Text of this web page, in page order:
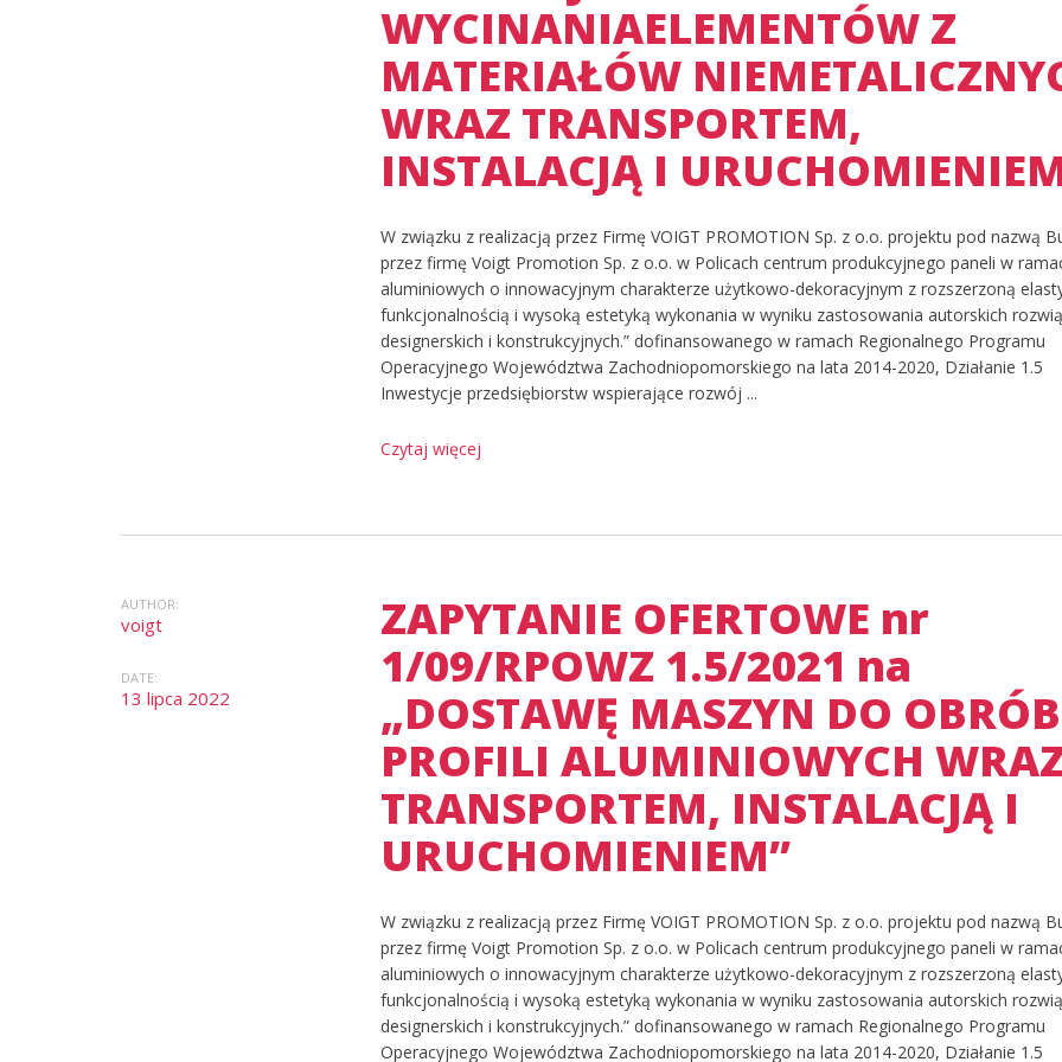
WYCINANIAELEMENTÓW Z
MATERIAŁÓW
WRAZ TRANSPORTEM,
INSTALACJĄ I
W związku z realizacją przez Firmę VOIGT PROMOTION Sp. z o.o. projektu pod nazwą
przez firmę Voigt Promotion Sp. z o.o. w Policach centrum produkcyjnego paneli w
aluminiowych o innowacyjnym charakterze użytkowo-dekoracyjnym z rozszerzoną
funkcjonalnością i wysoką estetyką wykonania w wyniku zastosowania autorskich
designerskich i konstrukcyjnych.” dofinansowanego w ramach Regionalnego Programu
Operacyjnego Województwa Zachodniopomorskiego na lata 2014-2020, Działanie 1.5
Inwestycje przedsiębiorstw wspierające rozwój ...
Czytaj więcej
AUTHOR:
voigt
DATE:
13 lipca 2022
ZAPYTANIE OFERTOWE nr
1/09/RPOWZ 1.5/2021 na
„DOSTAWĘ MASZYN DO
PROFILI ALUMINIOWYCH
TRANSPORTEM, INSTALACJĄ I
URUCHOMIENIEM”
W związku z realizacją przez Firmę VOIGT PROMOTION Sp. z o.o. projektu pod nazwą
przez firmę Voigt Promotion Sp. z o.o. w Policach centrum produkcyjnego paneli w
aluminiowych o innowacyjnym charakterze użytkowo-dekoracyjnym z rozszerzoną
funkcjonalnością i wysoką estetyką wykonania w wyniku zastosowania autorskich
designerskich i konstrukcyjnych.” dofinansowanego w ramach Regionalnego Programu
Operacyjnego Województwa Zachodniopomorskiego na lata 2014-2020, Działanie 1.5